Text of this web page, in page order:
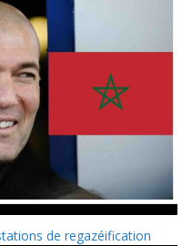
de regazéification